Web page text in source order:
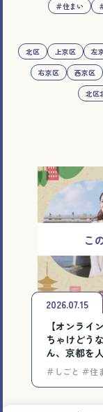
＃住まい
北区 上京区 左
右京区
西京区
北区
【オンライ
ちゃけどう
ん、京都を
＃しごと ＃住
2026.07.15